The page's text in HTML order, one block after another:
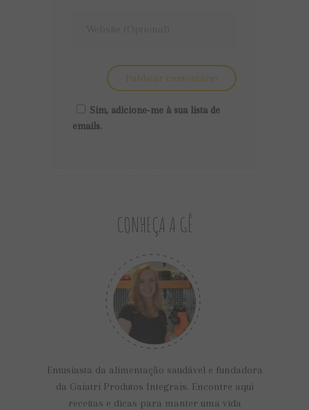
Sim, adicione-me à sua lista de
emails.
CONHEÇA A GÊ
Entusiasta da alimentação saudável e fundadora
da Gaiatri Produtos Integrais. Encontre aqui
receitas e dicas para manter uma vida